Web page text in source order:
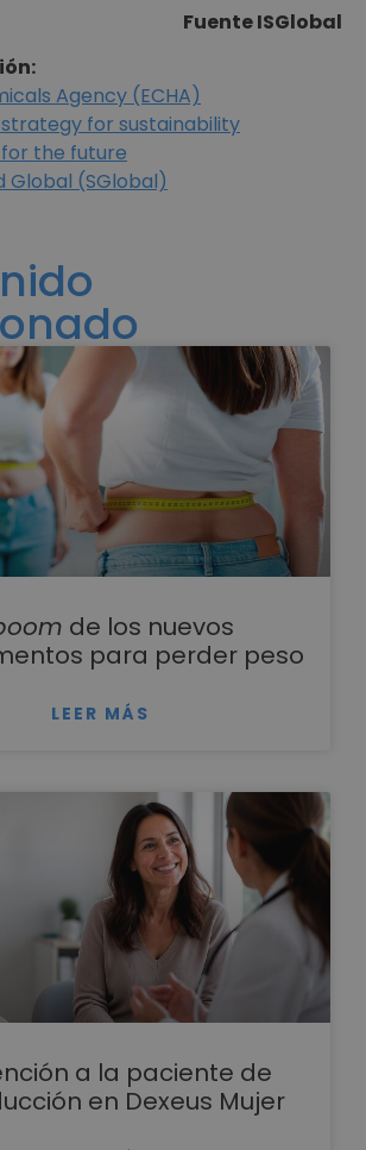
Fuente ISGlobal
Agency (ECHA)
strategy for sustainability
the future
Global (SGlobal)
de los nuevos
para perder peso
LEER MÁS
a la paciente de
en Dexeus Mujer